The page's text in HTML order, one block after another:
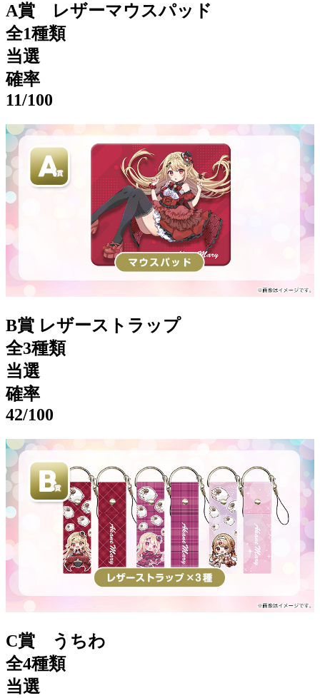
A賞 レザーマウスパッド
全1種類
当選
確率
11/100
B賞 レザーストラップ
全3種類
当選
確率
42/100
C賞 うちわ
全4種類
当選